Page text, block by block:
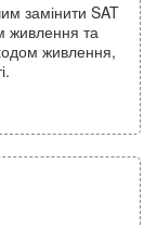
замінити SAT
живлення та
живлення,